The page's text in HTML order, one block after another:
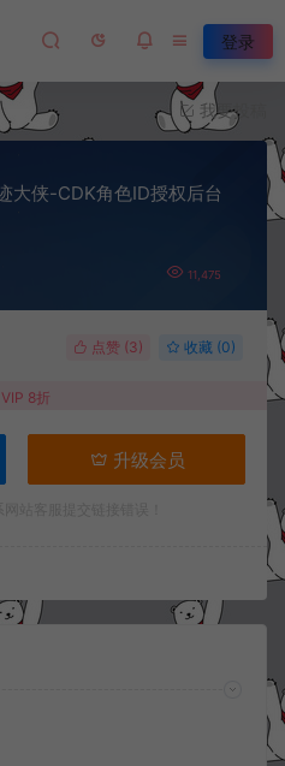
登录
我要投稿
大侠-CDK角色ID授权后台
11,475
点赞 (3) 收藏 (0)
VIP 8折
升级会员